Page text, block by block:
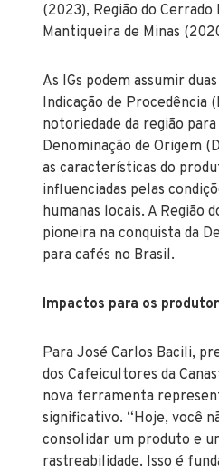
(2023), Região do Cerrado
Mantiqueira de Minas
As IGs podem assumir
Indicação de Procedência
notoriedade da região
Denominação de Origem
as características do
influenciadas pelas
humanas locais. A Região
pioneira na conquista da
para cafés no Brasil.
Impactos para os
Para José Carlos Bacili,
dos Cafeicultores da
nova ferramenta
significativo. “Hoje, você
consolidar um produto e
rastreabilidade. Isso é